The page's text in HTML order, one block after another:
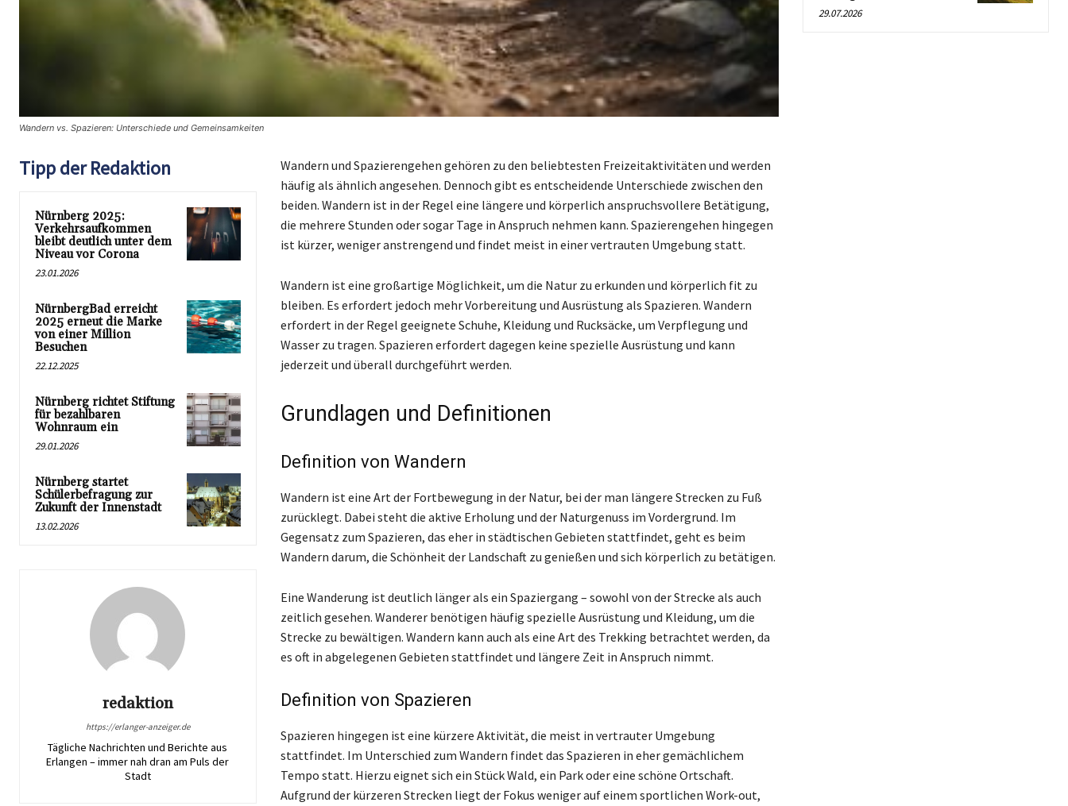
Wandern vs. Spazieren: Unterschiede und Gemeinsamkeiten
Tipp der Redaktion
Nürnberg 2025:
Verkehrsaufkommen
bleibt deutlich unter dem
Niveau vor Corona
23.01.2026
NürnbergBad erreicht
2025 erneut die Marke
von einer Million
Besuchen
22.12.2025
Nürnberg richtet Stiftung
für bezahlbaren
Wohnraum ein
29.01.2026
Nürnberg startet
Schülerbefragung zur
Zukunft der Innenstadt
13.02.2026
redaktion
https://erlanger-anzeiger.de
Tägliche Nachrichten und Berichte aus
Erlangen – immer nah dran am Puls der
Stadt
Wandern und Spazierengehen gehören zu den beliebtesten Freizeitaktivitäten und werden
häufig als ähnlich angesehen. Dennoch gibt es entscheidende Unterschiede zwischen den
beiden. Wandern ist in der Regel eine längere und körperlich anspruchsvollere Betätigung,
die mehrere Stunden oder sogar Tage in Anspruch nehmen kann. Spazierengehen hingegen
ist kürzer, weniger anstrengend und findet meist in einer vertrauten Umgebung statt.
Wandern ist eine großartige Möglichkeit, um die Natur zu erkunden und körperlich fit zu
bleiben. Es erfordert jedoch mehr Vorbereitung und Ausrüstung als Spazieren. Wandern
erfordert in der Regel geeignete Schuhe, Kleidung und Rucksäcke, um Verpflegung und
Wasser zu tragen. Spazieren erfordert dagegen keine spezielle Ausrüstung und kann
jederzeit und überall durchgeführt werden.
Grundlagen und Definitionen
Definition von Wandern
Wandern ist eine Art der Fortbewegung in der Natur, bei der man längere Strecken zu Fuß
zurücklegt. Dabei steht die aktive Erholung und der Naturgenuss im Vordergrund. Im
Gegensatz zum Spazieren, das eher in städtischen Gebieten stattfindet, geht es beim
Wandern darum, die Schönheit der Landschaft zu genießen und sich körperlich zu betätigen.
Eine Wanderung ist deutlich länger als ein Spaziergang – sowohl von der Strecke als auch
zeitlich gesehen. Wanderer benötigen häufig spezielle Ausrüstung und Kleidung, um die
Strecke zu bewältigen. Wandern kann auch als eine Art des Trekking betrachtet werden, da
es oft in abgelegenen Gebieten stattfindet und längere Zeit in Anspruch nimmt.
Definition von Spazieren
Spazieren hingegen ist eine kürzere Aktivität, die meist in vertrauter Umgebung
stattfindet. Im Unterschied zum Wandern findet das Spazieren in eher gemächlichem
Tempo statt. Hierzu eignet sich ein Stück Wald, ein Park oder eine schöne Ortschaft.
Aufgrund der kürzeren Strecken liegt der Fokus weniger auf einem sportlichen Work-out,
29.07.2026